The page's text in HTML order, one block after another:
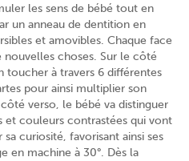
les sens de bébé tout en
un anneau de dentition en
et amovibles. Chaque face
nouvelles choses. Sur le côté
toucher à travers 6 différentes
pour ainsi multiplier son
verso, le bébé va distinguer
couleurs contrastées qui vont
curiosité, favorisant ainsi ses
en machine à 30°. Dès la